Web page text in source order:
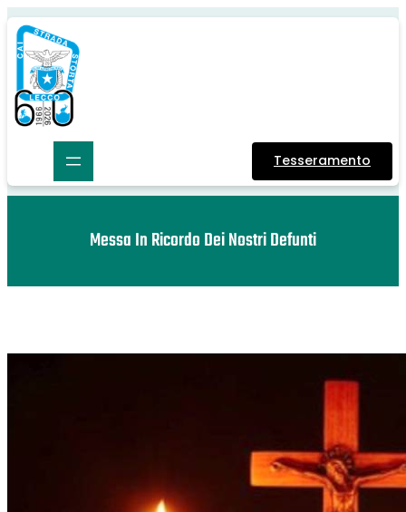
Tesseramento
Messa In Ricordo Dei Nostri Defunti